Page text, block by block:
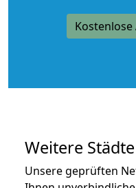
Weitere
Unsere geprüften